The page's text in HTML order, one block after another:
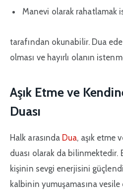
Manevi olarak rahatlamak
tarafından okunabilir. Dua
olması ve hayırlı olanın
Aşık Etme ve
Duası
Halk arasında Dua, aşık etme
duası olarak da
kişinin sevgi enerjisini
kalbinin yumuşamasına vesile